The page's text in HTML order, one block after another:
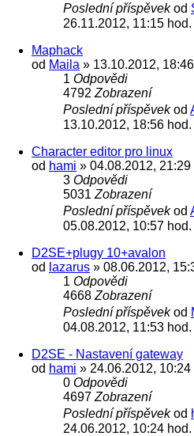
Poslední příspěvekod
26.11.2012, 11:15 hod.
Maphack
od Maila » 13.10.2012,
1 Odpovědi
4792 Zobrazení
Poslední příspěvekod
13.10.2012, 18:56 hod.
Character editor pro linux
od hami » 04.08.2012, 21:29
3 Odpovědi
5031 Zobrazení
Poslední příspěvekod
05.08.2012, 10:57 hod.
D2SE+plugy 10+avalon
od lazarus » 08.06.2012,
1 Odpovědi
4668 Zobrazení
Poslední příspěvekod
04.08.2012, 11:53 hod.
D2SE - Nastavení gateway
od hami » 24.06.2012, 10:24
0 Odpovědi
4697 Zobrazení
Poslední příspěvekod
24.06.2012, 10:24 hod.